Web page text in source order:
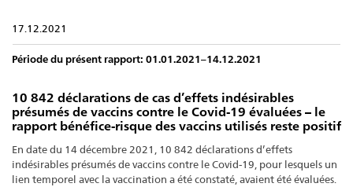
17.12.2021
Période du présent rapport: 01.01.2021–14.12.2021
10 842 déclarations de cas d’effets indésirables
présumés de vaccins contre le Covid-19 évaluées – le
rapport bénéfice-risque des vaccins utilisés reste positif
En date du 14 décembre 2021, 10 842 déclarations d’effets
indésirables présumés de vaccins contre le Covid-19, pour lesquels un
lien temporel avec la vaccination a été constaté, avaient été évaluées.